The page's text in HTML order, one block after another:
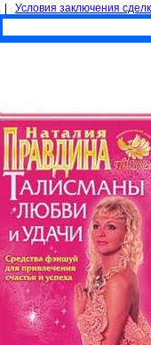
Условия заключения